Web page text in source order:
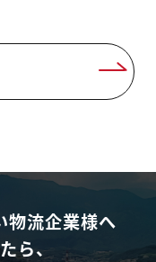
物流企業様へ
ら、